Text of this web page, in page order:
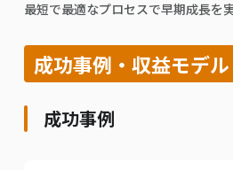
最短で最適なプロセスで早期成⻑を
成功事例・収益モデル
成功事例